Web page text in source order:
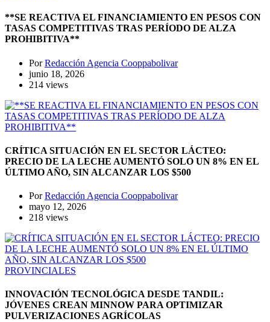
**SE REACTIVA EL FINANCIAMIENTO EN PESOS CON
TASAS COMPETITIVAS TRAS PERÍODO DE ALZA
PROHIBITIVA**
PorRedacción Agencia Cooppabolivar
junio 18, 2026
214 views
CRÍTICA SITUACIÓN EN EL SECTOR LÁCTEO:
PRECIO DE LA LECHE AUMENTÓ SOLO UN 8% EN EL
ÚLTIMO AÑO, SIN ALCANZAR LOS $500
PorRedacción Agencia Cooppabolivar
mayo 12, 2026
218 views
PROVINCIALES
INNOVACIÓN TECNOLÓGICA DESDE TANDIL:
JÓVENES CREAN MINNOW PARA OPTIMIZAR
PULVERIZACIONES AGRÍCOLAS